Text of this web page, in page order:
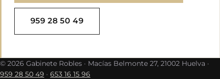
959 28 50 49
© 2026 Gabinete Robles · Macías Belmonte 27, 21002 Huelva ·
959 28 50 49 · 653 16 15 96